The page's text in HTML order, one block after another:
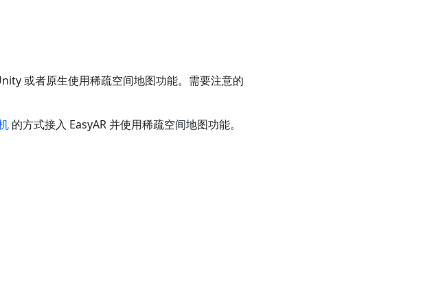
或者原生使用稀疏空间地图功能。需要注意的
的方式接入 EasyAR 并使用稀疏空间地图功能。